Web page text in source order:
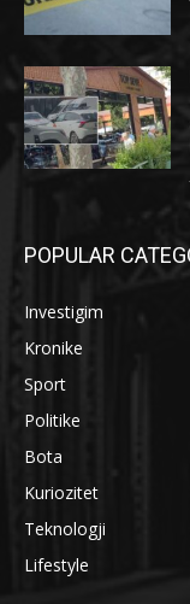
POPULAR
Investigim
Kronike
Sport
Politike
Bota
Kuriozitet
Teknologji
Lifestyle